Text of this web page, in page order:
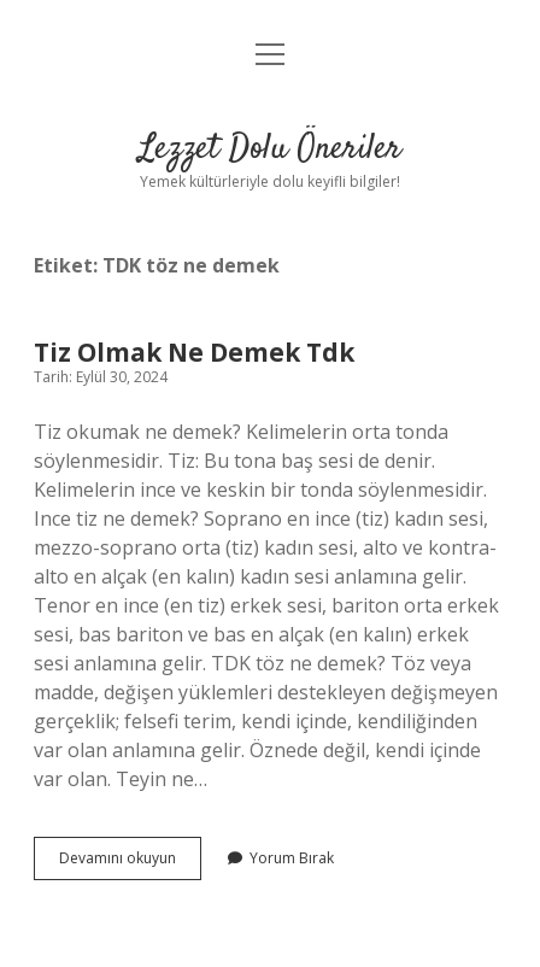
Anasayfa
Yasal Uyarı
menüyü
Lezzet Dolu Öneriler
Yemek kültürleriyle dolu keyifli bilgiler!
Etiket: TDK töz ne demek
Tiz Olmak Ne Demek Tdk
Tarih: Eylül 30, 2024
Tiz okumak ne demek? Kelimelerin orta tonda
söylenmesidir. Tiz: Bu tona baş sesi de denir.
Kelimelerin ince ve keskin bir tonda söylenmesidir.
Ince tiz ne demek? Soprano en ince (tiz) kadın sesi,
mezzo-soprano orta (tiz) kadın sesi, alto ve kontra-
alto en alçak (en kalın) kadın sesi anlamına gelir.
Tenor en ince (en tiz) erkek sesi, bariton orta erkek
sesi, bas bariton ve bas en alçak (en kalın) erkek
sesi anlamına gelir. TDK töz ne demek? Töz veya
madde, değişen yüklemleri destekleyen değişmeyen
gerçeklik; felsefi terim, kendi içinde, kendiliğinden
var olan anlamına gelir. Öznede değil, kendi içinde
var olan. Teyin ne…
Devamını okuyun
Olmak
Yorum Bırak